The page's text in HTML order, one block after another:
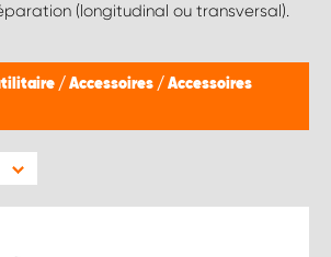
(longitudinal ou transversal).
/ Accessoires / Accessoires